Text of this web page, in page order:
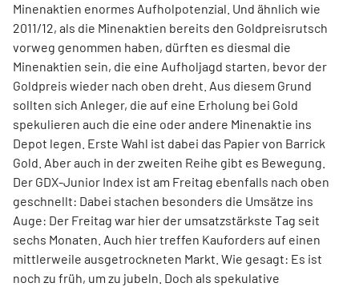
Minenaktien enormes Aufholpotenzial. Und ähnlich wie
2011/12, als die Minenaktien bereits den Goldpreisrutsch
vorweg genommen haben, dürften es diesmal die
Minenaktien sein, die eine Aufholjagd starten, bevor der
Goldpreis wieder nach oben dreht. Aus diesem Grund
sollten sich Anleger, die auf eine Erholung bei Gold
spekulieren auch die eine oder andere Minenaktie ins
Depot legen. Erste Wahl ist dabei das Papier von Barrick
Gold. Aber auch in der zweiten Reihe gibt es Bewegung.
Der GDX-Junior Index ist am Freitag ebenfalls nach oben
geschnellt: Dabei stachen besonders die Umsätze ins
Auge: Der Freitag war hier der umsatzstärkste Tag seit
sechs Monaten. Auch hier treffen Kauforders auf einen
mittlerweile ausgetrockneten Markt. Wie gesagt: Es ist
noch zu früh, um zu jubeln. Doch als spekulative